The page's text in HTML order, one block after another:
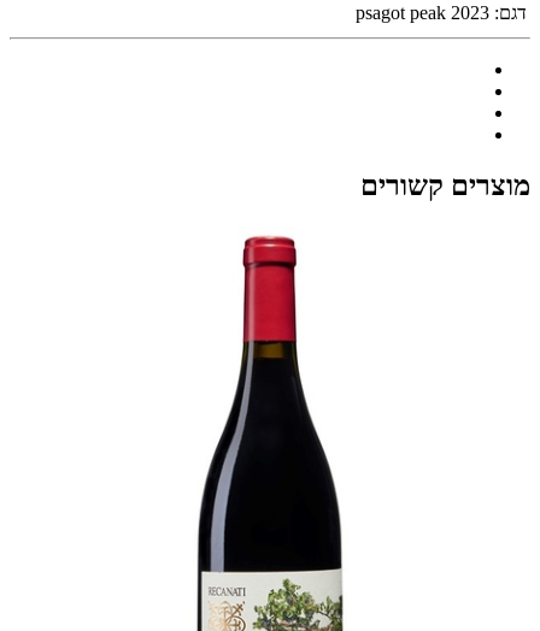
דגם: psagot peak 2023
מוצרים קשורים